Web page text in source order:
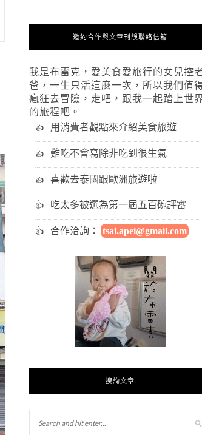
邀約合作與文章刊誤聯絡信箱
我是布雷克，愛美食愛旅行的女兒控
爸，一生只活這麼一次，所以我們值
瘋狂去冒險，走吧，跟我一起踏上世
的旅程吧。
用消費者觀點來介紹美食旅遊
難吃不會寫除非吃到很生氣
喜歡去泰國跟歐洲旅遊啦
吃太多被選為第一屆五百碗評審
合作洽詢： tsai.apei@gmail.com
搜詢文章